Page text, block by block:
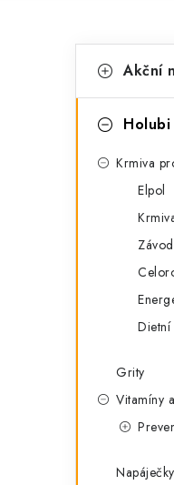
okategorie
a
Akční
Holubi
Krmiva
Elpol
Grity
Vitamíny
Napáječky